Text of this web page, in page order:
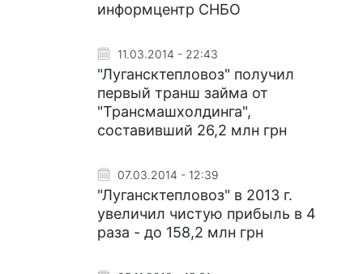
информцентр СНБО
11.03.2014 - 22:43
"Лугансктепловоз" получил
первый транш займа от
"Трансмашхолдинга",
составивший 26,2 млн грн
07.03.2014 - 12:39
"Лугансктепловоз" в 2013 г.
увеличил чистую прибыль в 4
раза - до 158,2 млн грн